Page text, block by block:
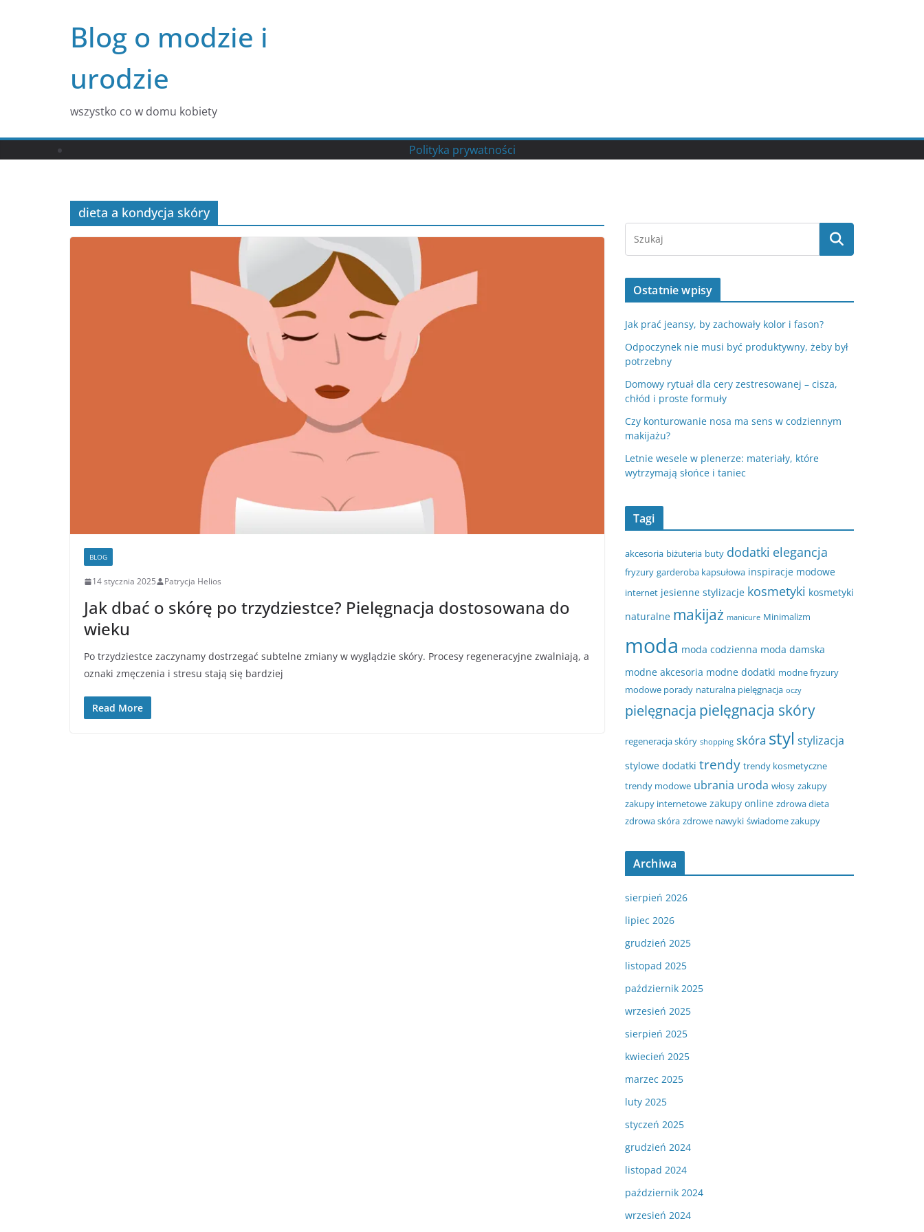
Blog o modzie i
urodzie
wszystko co w domu kobiety
Polityka prywatności
dieta a kondycja skóry
BLOG
14 stycznia 2025 Patrycja Helios
Jak dbać o skórę po trzydziestce? Pielęgnacja dostosowana do
wieku
Po trzydziestce zaczynamy dostrzegać subtelne zmiany w wyglądzie skóry. Procesy regeneracyjne zwalniają, a
oznaki zmęczenia i stresu stają się bardziej
Read More
Ostatnie wpisy
Jak prać jeansy, by zachowały kolor i fason?
Odpoczynek nie musi być produktywny, żeby był
potrzebny
Domowy rytuał dla cery zestresowanej – cisza,
chłód i proste formuły
Czy konturowanie nosa ma sens w codziennym
makijażu?
Letnie wesele w plenerze: materiały, które
wytrzymają słońce i taniec
Tagi
akcesoria biżuteria buty dodatki elegancja
fryzury garderoba kapsułowa inspiracje modowe
internet jesienne stylizacje kosmetyki kosmetyki
naturalne makijaż manicure Minimalizm
moda moda codzienna moda damska
modne akcesoria modne dodatki modne fryzury
modowe porady naturalna pielęgnacja oczy
pielęgnacja pielęgnacja skóry
regeneracja skóry shopping skóra styl stylizacja
stylowe dodatki trendy trendy kosmetyczne
trendy modowe ubrania uroda włosy zakupy
zakupy internetowe zakupy online zdrowa dieta
zdrowa skóra zdrowe nawyki świadome zakupy
Archiwa
sierpień 2026
lipiec 2026
grudzień 2025
listopad 2025
październik 2025
wrzesień 2025
sierpień 2025
kwiecień 2025
marzec 2025
luty 2025
styczeń 2025
grudzień 2024
listopad 2024
październik 2024
wrzesień 2024